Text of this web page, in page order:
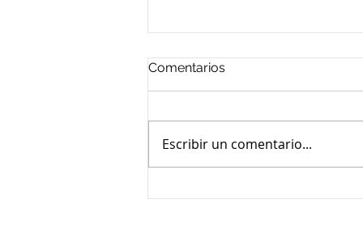
Comentarios
Escribir un comentario...